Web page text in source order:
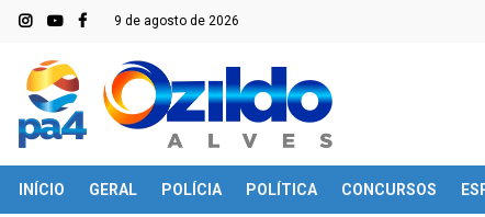
9 de agosto de 2026
INÍCIO GERAL POLÍCIA POLÍTICA CONCURSOS